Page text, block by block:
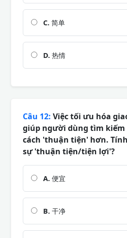
C. 简单
D. 热情
Câu 12: Việc tối ưu hóa
giúp người dùng tìm
cách 'thuận tiện' hơn.
sự 'thuận tiện/tiện lợi'?
A. 便宜
B. 干净